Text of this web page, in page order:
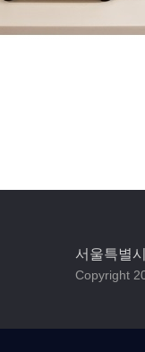
서울특별
Copyright